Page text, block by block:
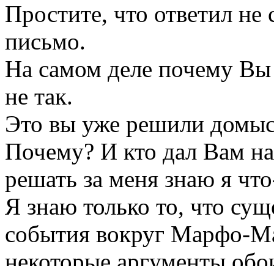
Простите, что ответил
письмо.
На самом деле почему
не так.
Это вы уже решили
Почему? И кто дал Вам на
решать за меня знаю я
Я знаю только то, что
события вокруг Марфо-